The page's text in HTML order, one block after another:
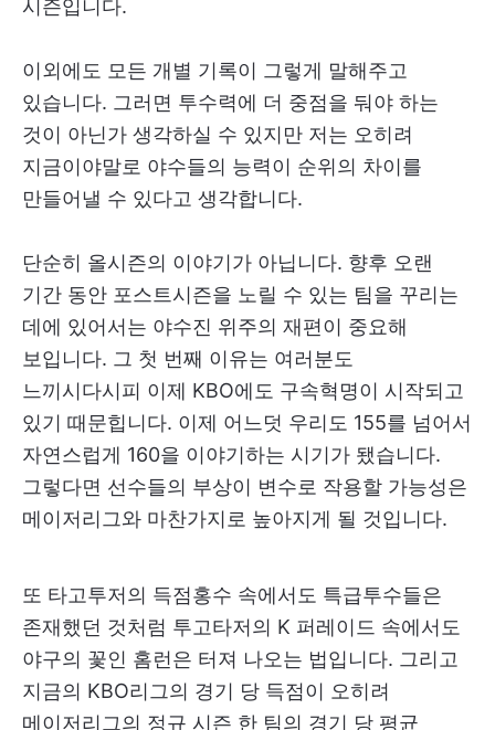
시즌입니다.
이외에도 모든 개별 기록이 그렇게 말해주고
있습니다. 그러면 투수력에 더 중점을 둬야 하는
것이 아닌가 생각하실 수 있지만 저는 오히려
지금이야말로 야수들의 능력이 순위의 차이를
만들어낼 수 있다고 생각합니다.
단순히 올시즌의 이야기가 아닙니다. 향후 오랜
기간 동안 포스트시즌을 노릴 수 있는 팀을 꾸리는
데에 있어서는 야수진 위주의 재편이 중요해
보입니다. 그 첫 번째 이유는 여러분도
느끼시다시피 이제 KBO에도 구속혁명이 시작되고
있기 때문힙니다. 이제 어느덧 우리도 155를 넘어서
자연스럽게 160을 이야기하는 시기가 됐습니다.
그렇다면 선수들의 부상이 변수로 작용할 가능성은
메이저리그와 마찬가지로 높아지게 될 것입니다.
또 타고투저의 득점홍수 속에서도 특급투수들은
존재했던 것처럼 투고타저의 K 퍼레이드 속에서도
야구의 꽃인 홈런은 터져 나오는 법입니다. 그리고
지금의 KBO리그의 경기 당 득점이 오히려
메이저리그의 정규 시즌 한 팀의 경기 당 평균